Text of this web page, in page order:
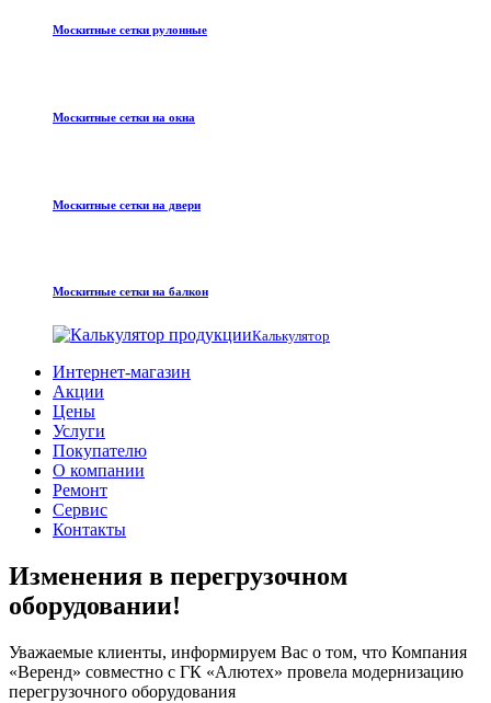
Москитные сетки рулонные
Москитные сетки на окна
Москитные сетки на двери
Москитные сетки на балкон
Калькулятор
Интернет-магазин
Акции
Цены
Услуги
Покупателю
О компании
Ремонт
Сервис
Контакты
Изменения в перегрузочном
оборудовании!
Уважаемые клиенты, информируем Вас о том, что Компания
«Веренд» совместно с ГК «Алютех» провела модернизацию
перегрузочного оборудования